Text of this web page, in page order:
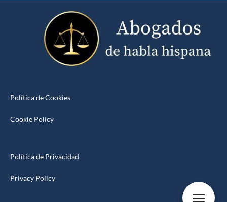
Política de Cookies
Cookie Policy
Política de Privacidad
Privacy Policy